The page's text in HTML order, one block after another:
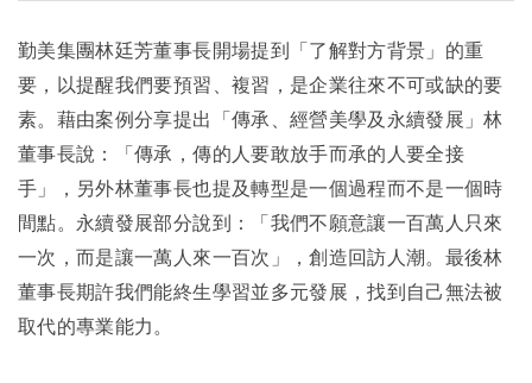
勤美集團林廷芳董事長開場提到「了解對方背景」的重
要，以提醒我們要預習、複習，是企業往來不可或缺的要
素。藉由案例分享提出「傳承、經營美學及永續發展」林
董事長說：「傳承，傳的人要敢放手而承的人要全接
手」，另外林董事長也提及轉型是一個過程而不是一個時
間點。永續發展部分說到：「我們不願意讓一百萬人只來
一次，而是讓一萬人來一百次」，創造回訪人潮。最後林
董事長期許我們能終生學習並多元發展，找到自己無法被
取代的專業能力。